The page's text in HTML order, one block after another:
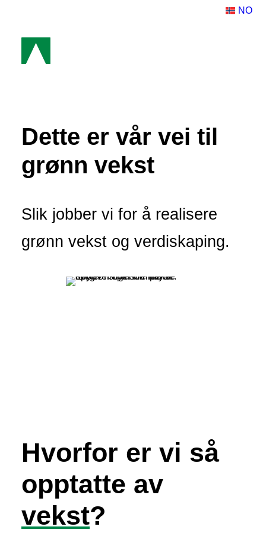
NO
Satsingsområder
Aktuelt
Dette er vår vei til
grønn vekst
Slik jobber vi for å realisere
grønn vekst og verdiskaping.
Hvorfor er vi så
opptatte av
vekst?